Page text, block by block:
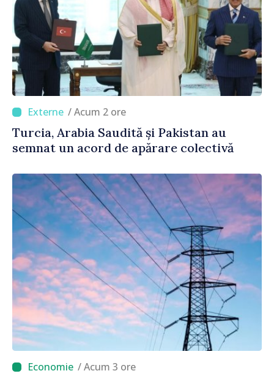
/ Acum 2 ore
Turcia, Arabia Saudită și Pakistan au
semnat un acord de apărare colectivă
/ Acum 3 ore